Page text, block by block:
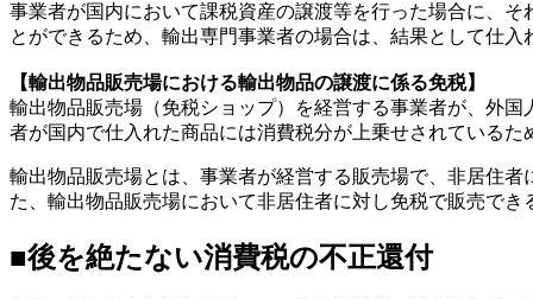
事業者が国内において課税資産の譲渡等を行った場合に、
とができるため、輸出専門事業者の場合は、結果として仕
【輸出物品販売場における輸出物品の譲渡に係る免税】
輸出物品販売場（免税ショップ）を経営する事業者が、外
者が国内で仕入れた商品には消費税分が上乗せされている
輸出物品販売場とは、事業者が経営する販売場で、非居住
た、輸出物品販売場において非居住者に対し免税で販売で
■後を絶たない消費税の不正還付